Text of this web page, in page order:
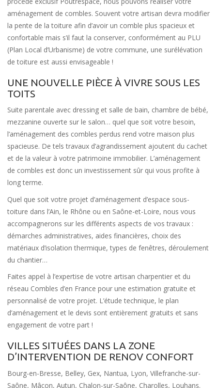
aménagement de combles. Souvent votre artisan devra modifier
la pente de la toiture afin d’avoir un comble plus spacieux et
confortable mais s’il faut la conserver, conformément au PLU
(Plan Local d’Urbanisme) de votre commune, une surélévation
de toiture est aussi envisageable !
UNE NOUVELLE PIÈCE À VIVRE SOUS LES
TOITS
Suite parentale avec dressing et salle de bain, chambre de bébé,
mezzanine ouverte sur le salon… quel que soit votre besoin,
l’aménagement des combles perdus rend votre maison plus
spacieuse. De tels travaux d’agrandissement ajoutent du cachet
et de la valeur à votre patrimoine immobilier. L’aménagement
de combles est donc un investissement sûr qui vous profite à
long terme.
Quel que soit votre projet d’aménagement d’espace sous-
toiture dans l’Ain, le Rhône ou en Saône-et-Loire, nous vous
accompagnerons sur les différents aspects de vos travaux :
démarches administratives, aides financières, choix des
matériaux d’isolation thermique, types de fenêtres, déroulement
du chantier…
Faites appel à l’expertise de votre artisan charpentier et du
réseau Combles d’en France pour une estimation gratuite et
personnalisé de votre projet. L’étude technique, le plan
d’aménagement et le devis sont entièrement gratuits et sans
engagement de votre part !
VILLES SITUÉES DANS LA ZONE
D’INTERVENTION DE RENOV CONFORT
Bourg-en-Bresse, Belley, Gex, Nantua, Lyon, Villefranche-sur-
Saône, Mâcon, Autun, Chalon-sur-Saône, Charolles, Louhans.